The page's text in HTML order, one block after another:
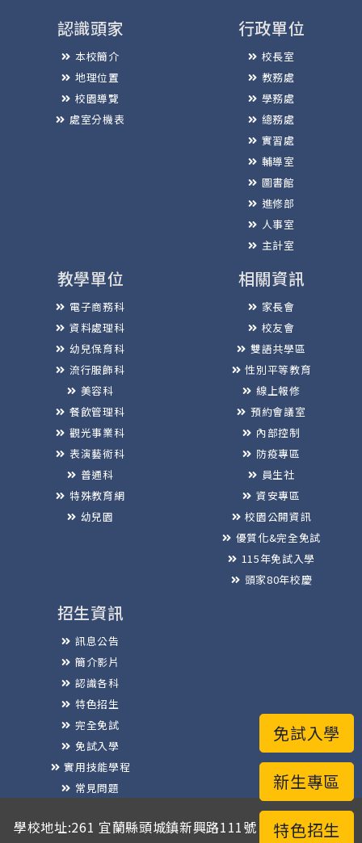
特色招生
新生專區
免試入學
認識頭家
本校簡介
地理位置
校園導覽
處室分機表
行政單位
校長室
教務處
學務處
總務處
實習處
輔導室
圖書館
進修部
人事室
主計室
教學單位
電子商務科
資料處理科
幼兒保育科
流行服飾科
美容科
餐飲管理科
觀光事業科
表演藝術科
普通科
特殊教育網
幼兒園
相關資訊
家長會
校友會
雙語共學區
性別平等教育
線上報修
預約會議室
內部控制
防疫專區
員生社
資安專區
校園公開資訊
優質化&完全免試
115年免試入學
頭家80年校慶
招生資訊
訊息公告
簡介影片
認識各科
特色招生
完全免試
免試入學
實用技能學程
常見問題
學校地址:261 宜蘭縣頭城鎮新興路111號 / 電話總機:03-